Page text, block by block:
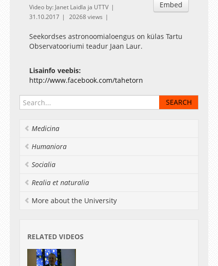
Embed
Video by: Janet Laidla ja UTTV
31.10.2017
20268 views
Seekordses astronoomialoengus on külas Tartu
Observatooriumi teadur Jaan Laur.
Lisainfo veebis:
http://www.facebook.com/tahetorn
Medicina
Humaniora
Socialia
Realia et naturalia
More about the University
RELATED VIDEOS